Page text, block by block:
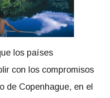
los países
con los compromisos
de Copenhague, en el